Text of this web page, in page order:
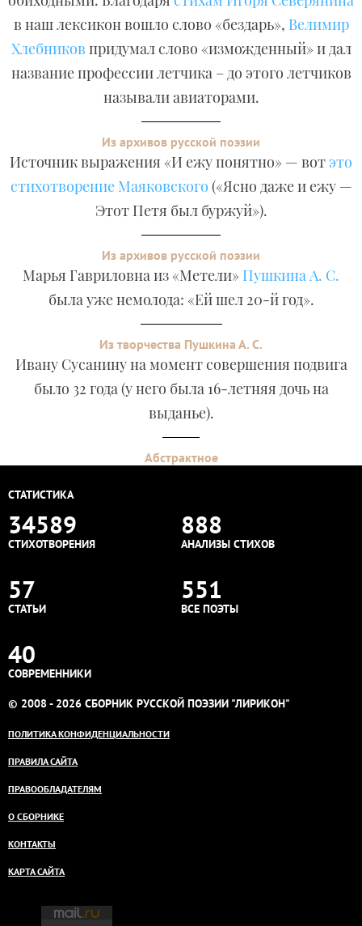
в наш лексикон вошло слово «бездарь», Велимир
Хлебников придумал слово «изможденный» и дал
название профессии летчика – до этого летчиков
называли авиаторами.
Из архивов русской поэзии
Источник выражения «И ежу понятно» — вот это
стихотворение Маяковского («Ясно даже и ежу —
Этот Петя был буржуй»).
Из архивов русской поэзии
Марья Гавриловна из «Метели» Пушкина А. С.
была уже немолода: «Ей шел 20-й год».
Из творчества Пушкина А. С.
Ивану Сусанину на момент совершения подвига
было 32 года (у него была 16-летняя дочь на
выданье).
Абстрактное
СТАТИСТИКА
34589
СТИХОТВОРЕНИЯ
888
АНАЛИЗЫ СТИХОВ
57
СТАТЬИ
551
ВСЕ ПОЭТЫ
40
СОВРЕМЕННИКИ
© 2008 - 2026 СБОРНИК РУССКОЙ ПОЭЗИИ "ЛИРИКОН"
ПОЛИТИКА КОНФИДЕНЦИАЛЬНОСТИ
ПРАВИЛА САЙТА
ПРАВООБЛАДАТЕЛЯМ
О СБОРНИКЕ
КОНТАКТЫ
КАРТА САЙТА